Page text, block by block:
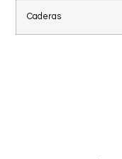
Caderas